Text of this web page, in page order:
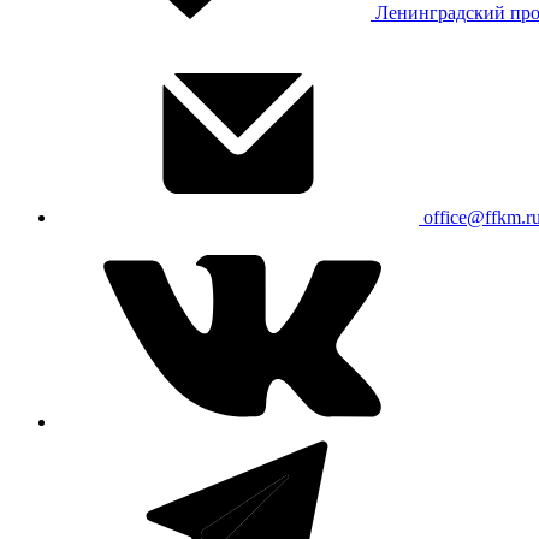
Ленинградский
office@ffkm.ru